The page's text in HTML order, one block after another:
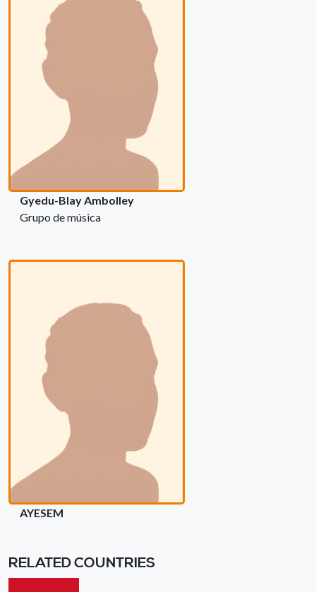
Gyedu-Blay Ambolley
Grupo de música
AYESEM
RELATED COUNTRIES